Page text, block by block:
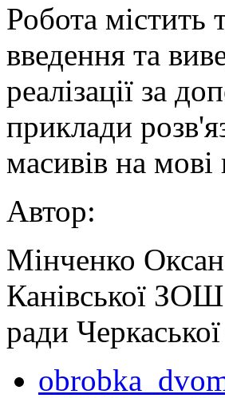
Робота містить
введення та
реалізації за
приклади
масивів на
Автор:
Мінченко
Канівської ЗОШ
ради Черкаської